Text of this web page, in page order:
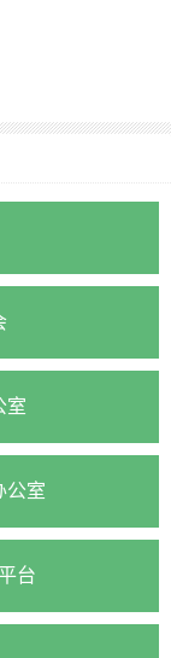
室
公室
台